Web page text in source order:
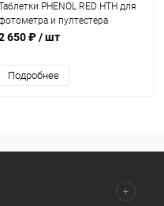
PHENOL RED HTH для
и пултестера
(A590175H1)
650 ₽/ шт
Подробнее